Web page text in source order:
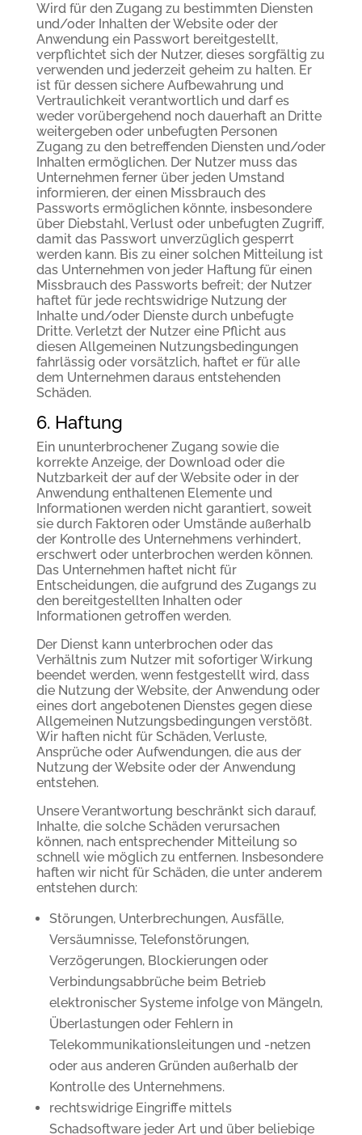
Wird für den Zugang zu bestimmten Diensten
und/oder Inhalten der Website oder der
Anwendung ein Passwort bereitgestellt,
verpflichtet sich der Nutzer, dieses sorgfältig zu
verwenden und jederzeit geheim zu halten. Er
ist für dessen sichere Aufbewahrung und
Vertraulichkeit verantwortlich und darf es
weder vorübergehend noch dauerhaft an Dritte
weitergeben oder unbefugten Personen
Zugang zu den betreffenden Diensten und/oder
Inhalten ermöglichen. Der Nutzer muss das
Unternehmen ferner über jeden Umstand
informieren, der einen Missbrauch des
Passworts ermöglichen könnte, insbesondere
über Diebstahl, Verlust oder unbefugten Zugriff,
damit das Passwort unverzüglich gesperrt
werden kann. Bis zu einer solchen Mitteilung ist
das Unternehmen von jeder Haftung für einen
Missbrauch des Passworts befreit; der Nutzer
haftet für jede rechtswidrige Nutzung der
Inhalte und/oder Dienste durch unbefugte
Dritte. Verletzt der Nutzer eine Pflicht aus
diesen Allgemeinen Nutzungsbedingungen
fahrlässig oder vorsätzlich, haftet er für alle
dem Unternehmen daraus entstehenden
Schäden.
6. Haftung
Ein ununterbrochener Zugang sowie die
korrekte Anzeige, der Download oder die
Nutzbarkeit der auf der Website oder in der
Anwendung enthaltenen Elemente und
Informationen werden nicht garantiert, soweit
sie durch Faktoren oder Umstände außerhalb
der Kontrolle des Unternehmens verhindert,
erschwert oder unterbrochen werden können.
Das Unternehmen haftet nicht für
Entscheidungen, die aufgrund des Zugangs zu
den bereitgestellten Inhalten oder
Informationen getroffen werden.
Der Dienst kann unterbrochen oder das
Verhältnis zum Nutzer mit sofortiger Wirkung
beendet werden, wenn festgestellt wird, dass
die Nutzung der Website, der Anwendung oder
eines dort angebotenen Dienstes gegen diese
Allgemeinen Nutzungsbedingungen verstößt.
Wir haften nicht für Schäden, Verluste,
Ansprüche oder Aufwendungen, die aus der
Nutzung der Website oder der Anwendung
entstehen.
Unsere Verantwortung beschränkt sich darauf,
Inhalte, die solche Schäden verursachen
können, nach entsprechender Mitteilung so
schnell wie möglich zu entfernen. Insbesondere
haften wir nicht für Schäden, die unter anderem
entstehen durch:
Störungen, Unterbrechungen, Ausfälle,
Versäumnisse, Telefonstörungen,
Verzögerungen, Blockierungen oder
Verbindungsabbrüche beim Betrieb
elektronischer Systeme infolge von Mängeln,
Überlastungen oder Fehlern in
Telekommunikationsleitungen und -netzen
oder aus anderen Gründen außerhalb der
Kontrolle des Unternehmens.
rechtswidrige Eingriffe mittels
Schadsoftware jeder Art und über beliebige